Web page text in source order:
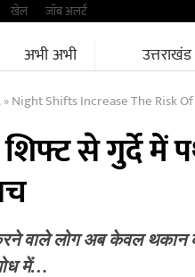
खेल जॉब अलर्ट
अभी अभी उत्तराखंड
»Night Shifts Increase The Risk
से गुर्दे में
वाले लोग अब केवल थकान
में…